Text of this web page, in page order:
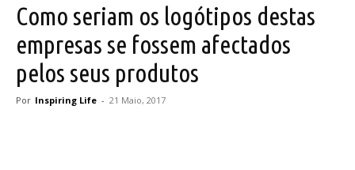
Como seriam os logótipos destas
empresas se fossem afectados
pelos seus produtos
Por Inspiring Life - 21 Maio, 2017